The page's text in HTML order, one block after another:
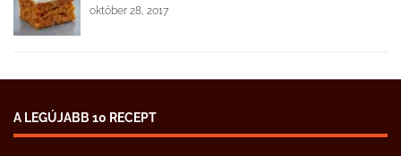
október 28, 2017
A LEGÚJABB 10 RECEPT